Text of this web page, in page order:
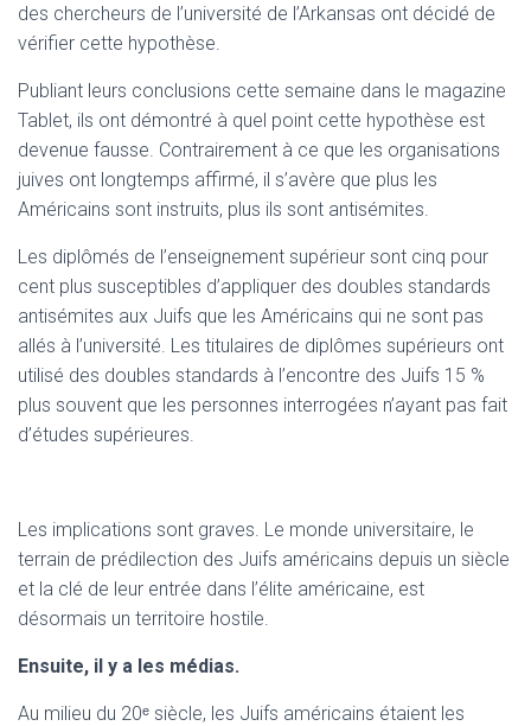
des chercheurs de l’université de l’Arkansas ont décidé de
vérifier cette hypothèse.
Publiant leurs conclusions cette semaine dans le magazine
Tablet, ils ont démontré à quel point cette hypothèse est
devenue fausse. Contrairement à ce que les organisations
juives ont longtemps affirmé, il s’avère que plus les
Américains sont instruits, plus ils sont antisémites.
Les diplômés de l’enseignement supérieur sont cinq pour
cent plus susceptibles d’appliquer des doubles standards
antisémites aux Juifs que les Américains qui ne sont pas
allés à l’université. Les titulaires de diplômes supérieurs ont
utilisé des doubles standards à l’encontre des Juifs 15 %
plus souvent que les personnes interrogées n’ayant pas fait
d’études supérieures.
Les implications sont graves. Le monde universitaire, le
terrain de prédilection des Juifs américains depuis un siècle
et la clé de leur entrée dans l’élite américaine, est
désormais un territoire hostile.
Ensuite, il y a les médias.
Au milieu du 20ᵉ siècle, les Juifs américains étaient les